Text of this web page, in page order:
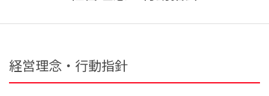
経営理念・行動指針